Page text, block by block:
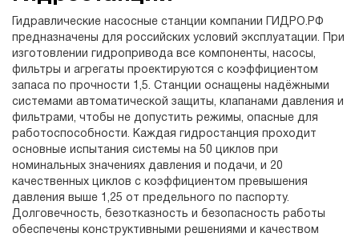
Гидравлические насосные станции компании ГИДРО.РФ
предназначены для российских условий эксплуатации. При
изготовлении гидропривода все компоненты, насосы,
фильтры и агрегаты проектируются с коэффициентом
запаса по прочности 1,5. Станции оснащены надёжными
системами автоматической защиты, клапанами давления и
фильтрами, чтобы не допустить режимы, опасные для
работоспособности. Каждая гидростанция проходит
основные испытания системы на 50 циклов при
номинальных значениях давления и подачи, и 20
качественных циклов с коэффициентом превышения
давления выше 1,25 от предельного по паспорту.
Долговечность, безотказность и безопасность работы
обеспечены конструктивными решениями и качеством